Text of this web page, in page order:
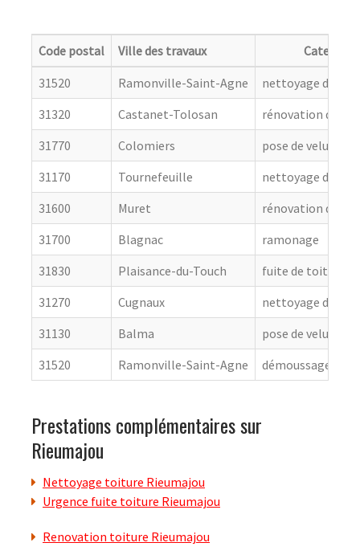
Code postal Ville des travaux
Categorie
31520
Ramonville-Saint-Agne
nettoyage de
31320
Castanet-Tolosan
rénovation de
31770
Colomiers
pose de velux
31170
Tournefeuille
nettoyage de
31600
Muret
rénovation de
31700
Blagnac
ramonage
31830
Plaisance-du-Touch
fuite de toiture
31270
Cugnaux
nettoyage de
31130
Balma
pose de velux
31520
Ramonville-Saint-Agne démoussage de
Prestations complémentaires sur
Rieumajou
Nettoyage toiture Rieumajou
Urgence fuite toiture Rieumajou
Renovation toiture Rieumajou